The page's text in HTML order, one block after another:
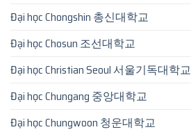
Đại học Chongshin 총신대학교
Đại học Chosun 조선대학교
Đại học Christian Seoul 서울기독대학교
Đại học Chungang 중앙대학교
Đại học Chungwoon 청운대학교